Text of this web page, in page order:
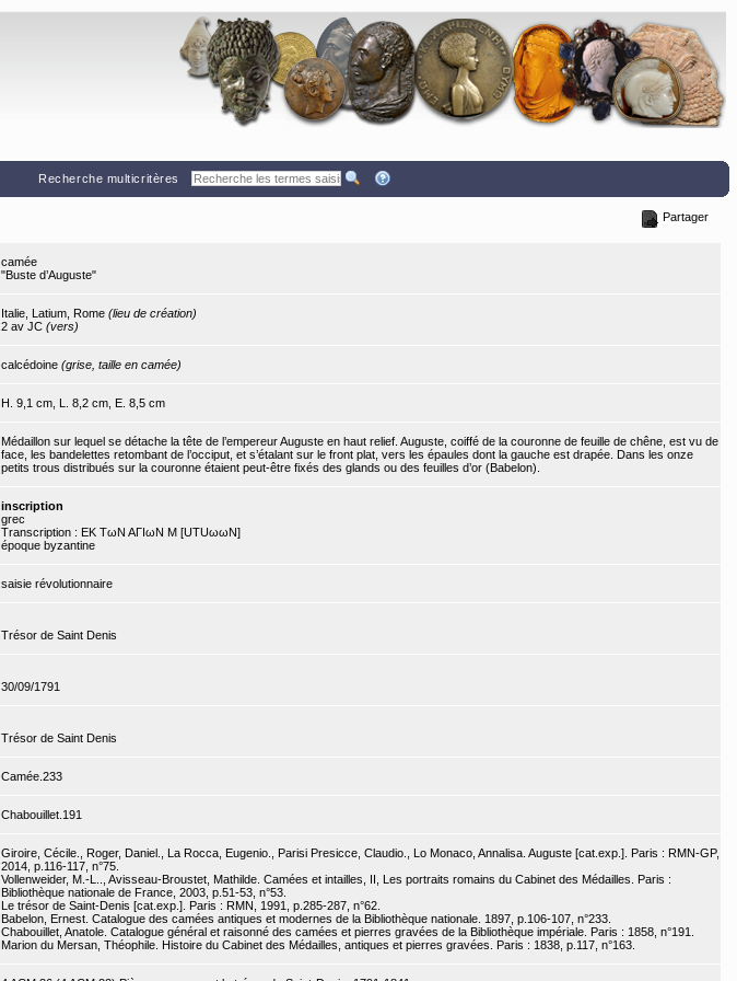
Recherche multicritères
Partager
camée
"Buste d’Auguste"
Italie, Latium, Rome (lieu de création)
2 av JC (vers)
calcédoine (grise, taille en camée)
H. 9,1 cm, L. 8,2 cm, E. 8,5 cm
Médaillon sur lequel se détache la tête de l’empereur Auguste en haut relief. Auguste, coiffé de la couronne de feuille de chêne, est vu de
face, les bandelettes retombant de l’occiput, et s’étalant sur le front plat, vers les épaules dont la gauche est drapée. Dans les onze
petits trous distribués sur la couronne étaient peut-être fixés des glands ou des feuilles d’or (Babelon).
inscription
grec
Transcription : EK TωN AΓIωN M [UTUωωN]
époque byzantine
saisie révolutionnaire
Trésor de Saint Denis
30/09/1791
Trésor de Saint Denis
Camée.233
Chabouillet.191
Giroire, Cécile., Roger, Daniel., La Rocca, Eugenio., Parisi Presicce, Claudio., Lo Monaco, Annalisa. Auguste [cat.exp.]. Paris : RMN-GP,
2014, p.116-117, n°75.
Vollenweider, M.-L.., Avisseau-Broustet, Mathilde. Camées et intailles, II, Les portraits romains du Cabinet des Médailles. Paris :
Bibliothèque nationale de France, 2003, p.51-53, n°53.
Le trésor de Saint-Denis [cat.exp.]. Paris : RMN, 1991, p.285-287, n°62.
Babelon, Ernest. Catalogue des camées antiques et modernes de la Bibliothèque nationale. 1897, p.106-107, n°233.
Chabouillet, Anatole. Catalogue général et raisonné des camées et pierres gravées de la Bibliothèque impériale. Paris : 1858, n°191.
Marion du Mersan, Théophile. Histoire du Cabinet des Médailles, antiques et pierres gravées. Paris : 1838, p.117, n°163.